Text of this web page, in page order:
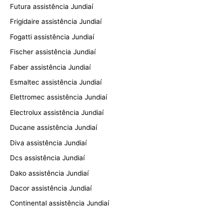
Futura assistência Jundiaí
Frigidaire assistência Jundiaí
Fogatti assistência Jundiaí
Fischer assistência Jundiaí
Faber assistência Jundiaí
Esmaltec assistência Jundiaí
Elettromec assistência Jundiaí
Electrolux assistência Jundiaí
Ducane assistência Jundiaí
Diva assistência Jundiaí
Dcs assistência Jundiaí
Dako assistência Jundiaí
Dacor assistência Jundiaí
Continental assistência Jundiaí